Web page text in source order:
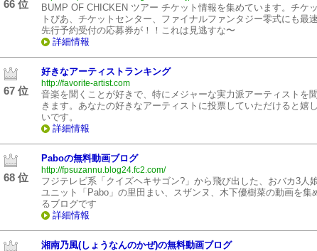
66 位
BUMP OF CHICKEN ツアー チケット情報を集めています。チケッ
トぴあ、チケットセンター、ファイナルファンタジー零式にも最速
先行予約受付の応募券が！！これは見逃すな〜
詳細情報
67 位
好きなアーティストランキング
http://favorite-artist.com
音楽を聞くことが好きで、特にメジャーな実力派アーティストを聞
きます。あなたの好きなアーティストに投票していただけると嬉し
いです。
詳細情報
68 位
Paboの無料動画ブログ
http://fpsuzannu.blog24.fc2.com/
フジテレビ系「クイズヘキサゴン?」から飛び出した、おバカ3人
ユニット「Pabo」の里田まい、スザンヌ、木下優樹菜の動画を集
るブログです
詳細情報
湘南乃風(しょうなんのかぜ)の無料動画ブログ